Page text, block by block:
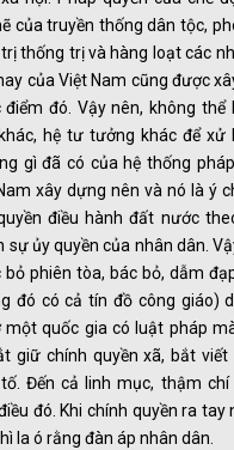
của truyền thống dân tộc,
thống trị và hàng loạt các
của Việt Nam cũng được
đó. Vậy nên, không thể
hệ tư tưởng khác để xử
gì đã có của hệ thống
xây dựng nên và nó là ý
điều hành đất nước
sự ủy quyền của nhân dân.
bỏ phiên tòa, bác bỏ, dẫm
đó có cả tín đồ công giáo)
một quốc gia có luật pháp
giữ chính quyền xã, bắt
Đến cả linh mục, thậm
đó. Khi chính quyền ra tay
la ó rằng đàn áp nhân dân.